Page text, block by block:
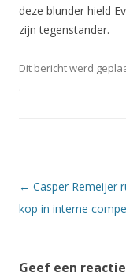
deze blunder hield
zijn tegenstander.
Dit bericht werd
.
Berichtnavigatie
← Casper Remeijer
kop in interne
Geef een reactie